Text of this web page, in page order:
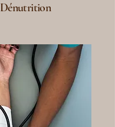
Dénutrition